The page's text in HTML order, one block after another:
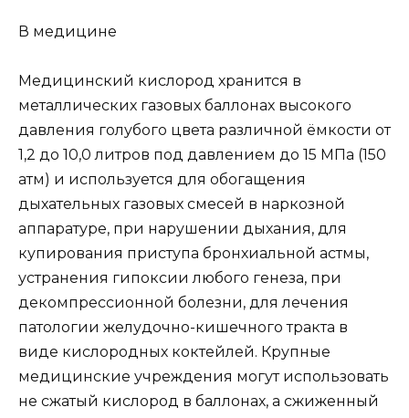
В медицине
Медицинский кислород хранится в
металлических газовых баллонах высокого
давления голубого цвета различной ёмкости от
1,2 до 10,0 литров под давлением до 15 МПа (150
атм) и используется для обогащения
дыхательных газовых смесей в наркозной
аппаратуре, при нарушении дыхания, для
купирования приступа бронхиальной астмы,
устранения гипоксии любого генеза, при
декомпрессионной болезни, для лечения
патологии желудочно-кишечного тракта в
виде кислородных коктейлей. Крупные
медицинские учреждения могут использовать
не сжатый кислород в баллонах, а сжиженный